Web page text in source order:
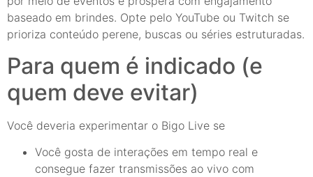
baseado em brindes. Opte pelo YouTube ou Twitch se
prioriza conteúdo perene, buscas ou séries estruturadas.
Para quem é indicado (e
quem deve evitar)
Você deveria experimentar o Bigo Live se
Você gosta de interações em tempo real e
consegue fazer transmissões ao vivo com